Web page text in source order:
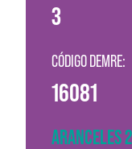
3
CÓDIGO DEMRE:
16081
ARANCELES